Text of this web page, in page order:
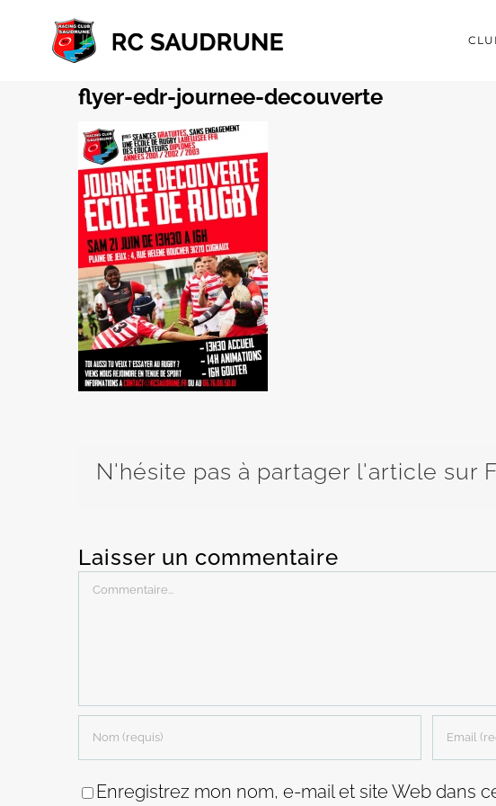
contenu
flyer-edr-journee-decouverte
N'hésite pas à partager l'article sur
Laisser un commentaire
Commentaire
Enregistrez mon nom, e-mail et site Web dans